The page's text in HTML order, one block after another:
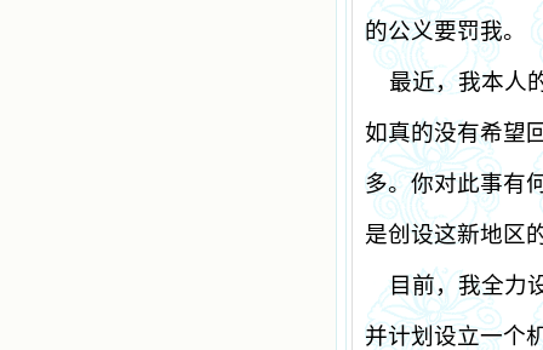
的公义要罚我。
最近，我本人
如真的没有希望
多。你对此事有
是创设这新地区
目前，我全力
并计划设立一个